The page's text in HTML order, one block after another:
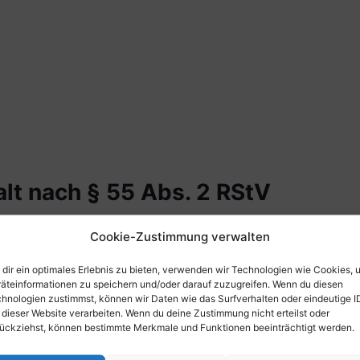
Cookie-Zustimmung verwalten
dir ein optimales Erlebnis zu bieten, verwenden wir Technologien wie Cookies,
zu speichern und/oder darauf zuzugreifen. Wenn du diesen
zustimmst, können wir Daten wie das Surfverhalten oder eindeutige
Website verarbeiten. Wenn du deine Zustimmung nicht erteilst oder
können bestimmte Merkmale und Funktionen beeinträchtigt werden.
nach § 55 Abs. 2 RStV